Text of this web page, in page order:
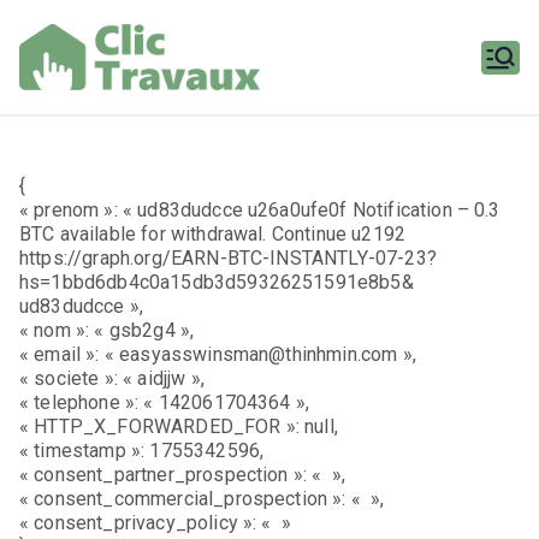
contenu
{
« prenom »: « ud83dudcce u26a0ufe0f Notification – 0.3
BTC available for withdrawal. Continue u2192
https://graph.org/EARN-BTC-INSTANTLY-07-23?
hs=1bbd6db4c0a15db3d59326251591e8b5&
ud83dudcce »,
« nom »: « gsb2g4 »,
« email »: « easyasswinsman@thinhmin.com »,
« societe »: « aidjjw »,
« telephone »: « 142061704364 »,
« HTTP_X_FORWARDED_FOR »: null,
« timestamp »: 1755342596,
« consent_partner_prospection »: « »,
« consent_commercial_prospection »: « »,
« consent_privacy_policy »: « »